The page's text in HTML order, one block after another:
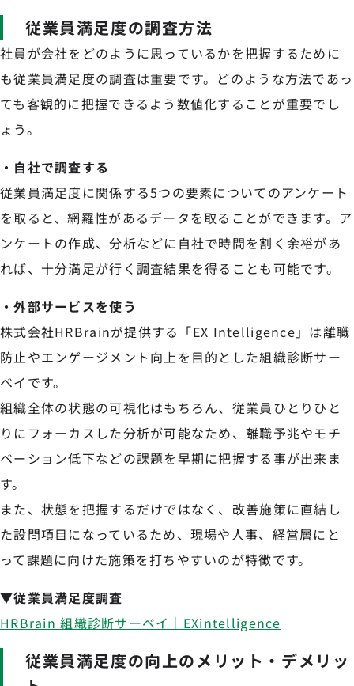
従業員満足度の調査方法
社員が会社をどのように思っているかを把握するために
も従業員満足度の調査は重要です。どのような方法であっ
ても客観的に把握できるよう数値化することが重要でし
ょう。
・自社で調査する
従業員満足度に関係する5つの要素についてのアンケート
を取ると、網羅性があるデータを取ることができます。ア
ンケートの作成、分析などに自社で時間を割く余裕があ
れば、十分満足が行く調査結果を得ることも可能です。
・外部サービスを使う
株式会社HRBrainが提供する「EX Intelligence」は離職
防止やエンゲージメント向上を目的とした組織診断サー
ベイです。
組織全体の状態の可視化はもちろん、従業員ひとりひと
りにフォーカスした分析が可能なため、離職予兆やモチ
ベーション低下などの課題を早期に把握する事が出来ま
す。
また、状態を把握するだけではなく、改善施策に直結し
た設問項目になっているため、現場や人事、経営層にと
って課題に向けた施策を打ちやすいのが特徴です。
▼従業員満足度調査
HRBrain 組織診断サーベイ｜EXintelligence
従業員満足度の向上のメリット・デメリッ